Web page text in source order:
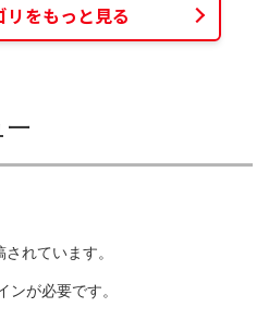
リをもっと見る
れています。
ンが必要です。